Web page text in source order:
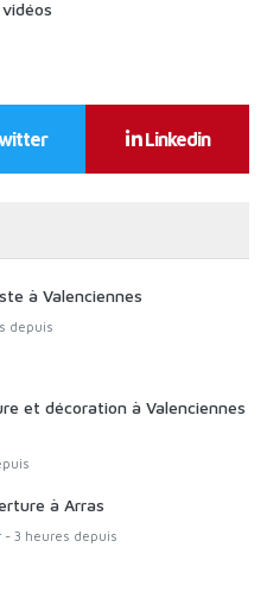
Linkedin
à Valenciennes
depuis
et décoration à Valenciennes
à Arras
- 3 heures depuis